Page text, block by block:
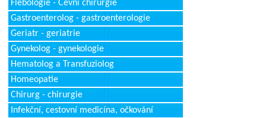
Flebologie - Cévní chirurgie
Gastroenterolog - gastroenterologie
Geriatr - geriatrie
Gynekolog - gynekologie
Hematolog a Transfuziolog
Homeopatie
Chirurg - chirurgie
Infekční, cestovní medicína, očkování